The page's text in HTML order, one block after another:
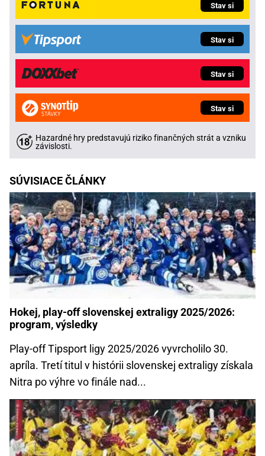
Stav si
Stav si
Stav si
Stav si
Hazardné hry predstavujú riziko finančných strát a vzniku
závislosti.
SÚVISIACE ČLÁNKY
Hokej, play-off slovenskej extraligy 2025/2026:
program, výsledky
Play-off Tipsport ligy 2025/2026 vyvrcholilo 30.
apríla. Tretí titul v histórii slovenskej extraligy získala
Nitra po výhre vo finále nad...